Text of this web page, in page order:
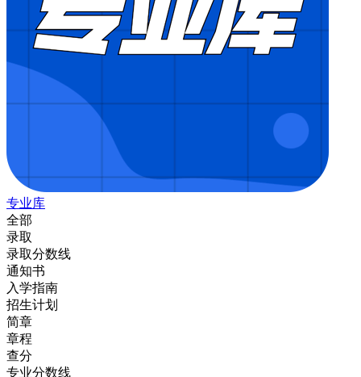
专业库
全部
录取
录取分数线
通知书
入学指南
招生计划
简章
章程
查分
专业分数线